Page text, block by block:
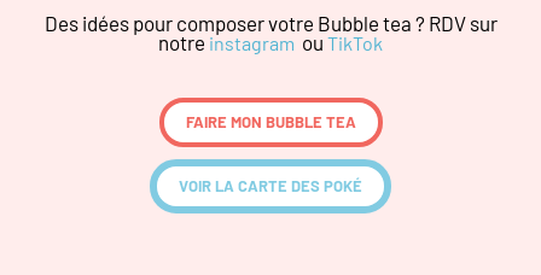
Des idées pour composer votre Bubble tea ? RDV sur
notre instagram ou TikTok
FAIRE MON BUBBLE TEA
VOIR LA CARTE DES POKÉ